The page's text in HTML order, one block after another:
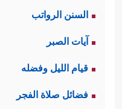
السنن الرواتب
آيات الصبر
قيام الليل وفضله
فضائل صلاة الفجر